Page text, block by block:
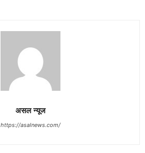
असल न्यूज
https://asalnews.com/